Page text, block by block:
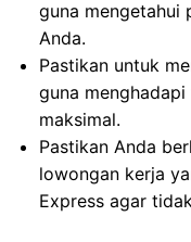
guna mengetahui
Anda.
Pastikan untuk
guna
maksimal.
Pastikan Anda
lowongan kerja
Express agar